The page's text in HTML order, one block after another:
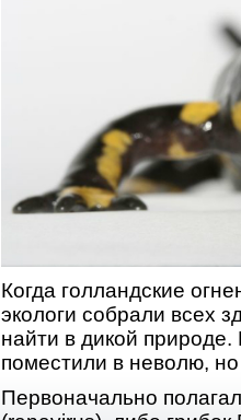
Когда голландские
экологи собрали всех
найти в дикой
поместили в неволю,
Первоначально